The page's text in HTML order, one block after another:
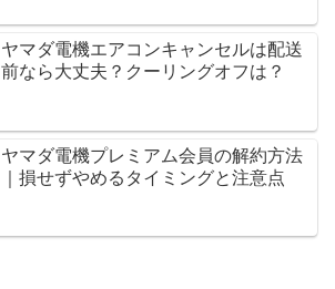
ヤマダ電機エアコンキャンセルは配送
前なら大丈夫？クーリングオフは？
ヤマダ電機プレミアム会員の解約方法
｜損せずやめるタイミングと注意点